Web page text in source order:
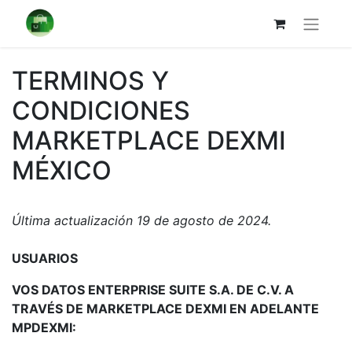
TERMINOS Y
CONDICIONES
MARKETPLACE DEXMI
MÉXICO
Última actualización 19 de agosto de 2024.
USUARIOS
VOS DATOS ENTERPRISE SUITE S.A. DE C.V. A
TRAVÉS DE MARKETPLACE DEXMI EN ADELANTE
MPDEXMI: